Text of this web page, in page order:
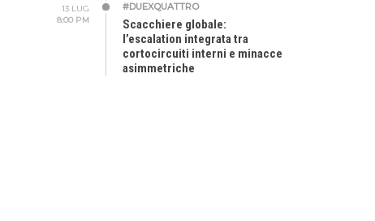
13 LUG
8:00 PM
#DUEXQUATTRO
Scacchiere globale:
l’escalation integrata tra
cortocircuiti interni e minacce
asimmetriche